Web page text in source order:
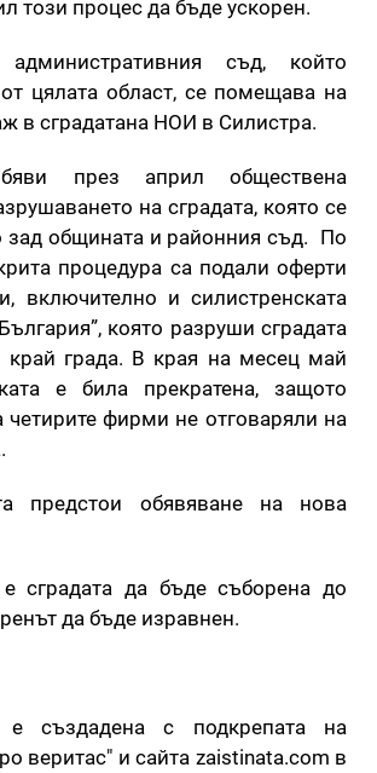
този процес да бъде ускорен.
съд, който
цялата област, се помещава на
в сградатана НОИ в Силистра.
през април обществена
на сградата, която се
зад общината и районния съд. По
процедура са подали оферти
включително и силистренската
която разруши сградата
край града. В края на месец май
е била прекратена, защото
четирите фирми не отговаряли на
предстои обявяване на нова
е сградата да бъде съборена до
да бъде изравнен.
е създадена с подкрепата на
веритас" и сайта zaistinata.com в